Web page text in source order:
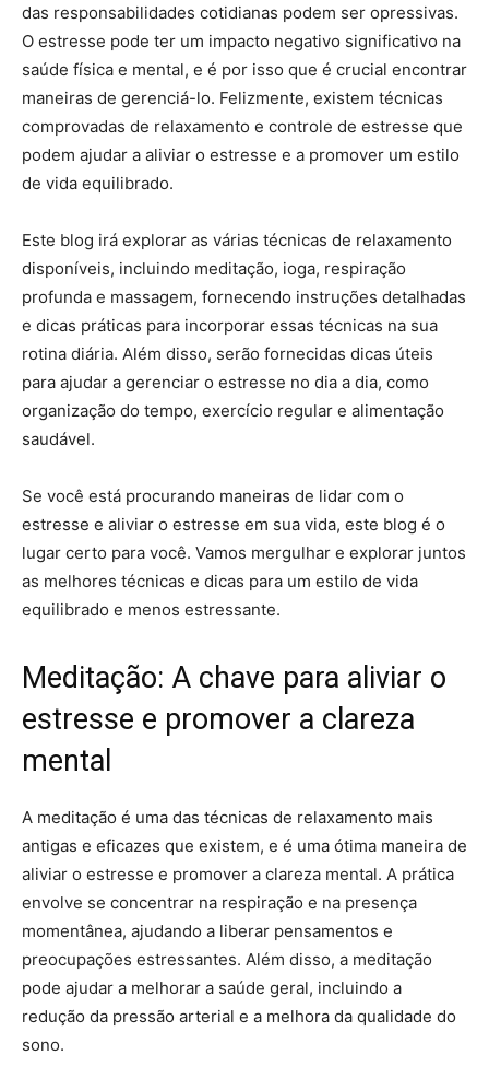
das responsabilidades cotidianas podem ser opressivas.
O estresse pode ter um impacto negativo significativo na
saúde física e mental, e é por isso que é crucial encontrar
maneiras de gerenciá-lo. Felizmente, existem técnicas
comprovadas de relaxamento e controle de estresse que
podem ajudar a aliviar o estresse e a promover um estilo
de vida equilibrado.
Este blog irá explorar as várias técnicas de relaxamento
disponíveis, incluindo meditação, ioga, respiração
profunda e massagem, fornecendo instruções detalhadas
e dicas práticas para incorporar essas técnicas na sua
rotina diária. Além disso, serão fornecidas dicas úteis
para ajudar a gerenciar o estresse no dia a dia, como
organização do tempo, exercício regular e alimentação
saudável.
Se você está procurando maneiras de lidar com o
estresse e aliviar o estresse em sua vida, este blog é o
lugar certo para você. Vamos mergulhar e explorar juntos
as melhores técnicas e dicas para um estilo de vida
equilibrado e menos estressante.
Meditação: A chave para aliviar o
estresse e promover a clareza
mental
A meditação é uma das técnicas de relaxamento mais
antigas e eficazes que existem, e é uma ótima maneira de
aliviar o estresse e promover a clareza mental. A prática
envolve se concentrar na respiração e na presença
momentânea, ajudando a liberar pensamentos e
preocupações estressantes. Além disso, a meditação
pode ajudar a melhorar a saúde geral, incluindo a
redução da pressão arterial e a melhora da qualidade do
sono.